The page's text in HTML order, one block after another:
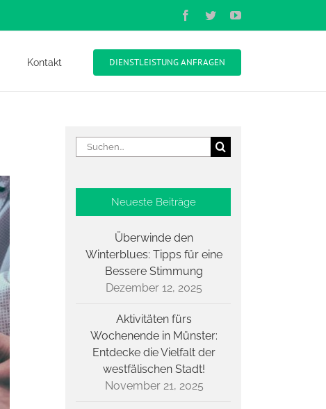
Facebook
TwitterYouTube
Kontakt DIENSTLEISTUNG ANFRAGEN
Suche
nach:
Neueste Beiträge
Überwinde den
Winterblues: Tipps für eine
Bessere Stimmung
Dezember 12, 2025
Aktivitäten fürs
Wochenende in Münster:
Entdecke die Vielfalt der
westfälischen Stadt!
November 21, 2025